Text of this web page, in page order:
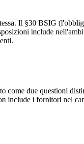
Il §30 BSIG
include
come due questioni
include i fornitori nel